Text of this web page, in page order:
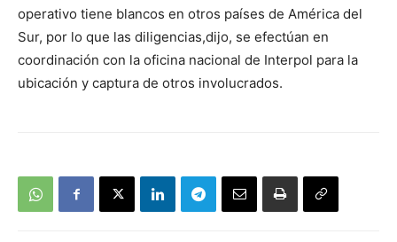
operativo tiene blancos en otros países de América del
Sur, por lo que las diligencias,dijo, se efectúan en
coordinación con la oficina nacional de Interpol para la
ubicación y captura de otros involucrados.